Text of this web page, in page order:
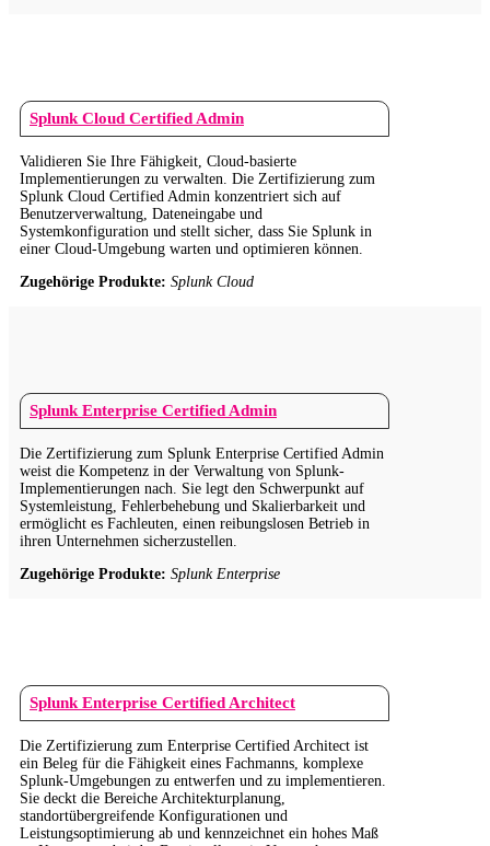
Splunk Cloud Certified Admin
Validieren Sie Ihre Fähigkeit, Cloud-basierte
Implementierungen zu verwalten. Die Zertifizierung zum
Splunk Cloud Certified Admin konzentriert sich auf
Benutzerverwaltung, Dateneingabe und
Systemkonfiguration und stellt sicher, dass Sie Splunk in
einer Cloud-Umgebung warten und optimieren können.
Zugehörige Produkte: Splunk Cloud
Splunk Enterprise Certified Admin
Die Zertifizierung zum Splunk Enterprise Certified Admin
weist die Kompetenz in der Verwaltung von Splunk-
Implementierungen nach. Sie legt den Schwerpunkt auf
Systemleistung, Fehlerbehebung und Skalierbarkeit und
ermöglicht es Fachleuten, einen reibungslosen Betrieb in
ihren Unternehmen sicherzustellen.
Zugehörige Produkte: Splunk Enterprise
Splunk Enterprise Certified Architect
Die Zertifizierung zum Enterprise Certified Architect ist
ein Beleg für die Fähigkeit eines Fachmanns, komplexe
Splunk-Umgebungen zu entwerfen und zu implementieren.
Sie deckt die Bereiche Architekturplanung,
standortübergreifende Konfigurationen und
Leistungsoptimierung ab und kennzeichnet ein hohes Maß